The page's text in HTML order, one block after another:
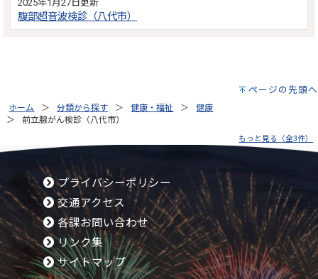
2025年1月27日更新
腹部超音波検診（八代市）
ページの先頭へ
ホーム 分類から探す 健康・福祉
健康
前立腺がん検診（八代市）
もっと見る（全3件）
プライバシーポリシー
交通アクセス
各課お問い合わせ
リンク集
サイトマップ